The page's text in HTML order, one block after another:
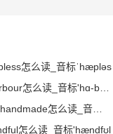
怎么读_音标ˈhæpləs
harbour是什么意思_harbour怎么读_音标'hɑ-bə(r)
handmade是什么意思_handmade怎么读_音标ˌhændˈmeɪd
怎么读_音标'hændfʊl